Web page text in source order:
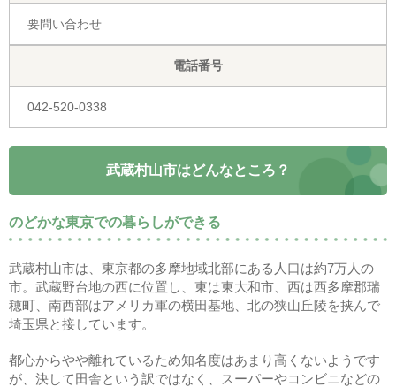
要問い合わせ
電話番号
042-520-0338
武蔵村山市はどんなところ？
のどかな東京での暮らしができる
武蔵村山市は、東京都の多摩地域北部にある人口は約7万人の
市。武蔵野台地の西に位置し、東は東大和市、西は西多摩郡瑞
穂町、南西部はアメリカ軍の横田基地、北の狭山丘陵を挟んで
埼玉県と接しています。
都心からやや離れているため知名度はあまり高くないようです
が、決して田舎という訳ではなく、スーパーやコンビニなどの